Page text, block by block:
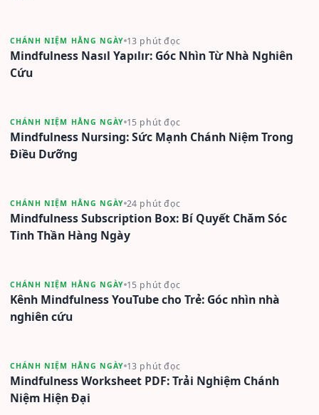
CHÁNH NIỆM HẰNG NGÀY 13 phút đọc
Mindfulness Nasıl Yapılır: Góc Nhìn Từ Nhà Nghiên
Cứu
CHÁNH NIỆM HẰNG NGÀY 15 phút đọc
Mindfulness Nursing: Sức Mạnh Chánh Niệm Trong
Điều Dưỡng
CHÁNH NIỆM HẰNG NGÀY 24 phút đọc
Mindfulness Subscription Box: Bí Quyết Chăm Sóc
Tinh Thần Hàng Ngày
CHÁNH NIỆM HẰNG NGÀY 15 phút đọc
Kênh Mindfulness YouTube cho Trẻ: Góc nhìn nhà
nghiên cứu
CHÁNH NIỆM HẰNG NGÀY 13 phút đọc
Mindfulness Worksheet PDF: Trải Nghiệm Chánh
Niệm Hiện Đại